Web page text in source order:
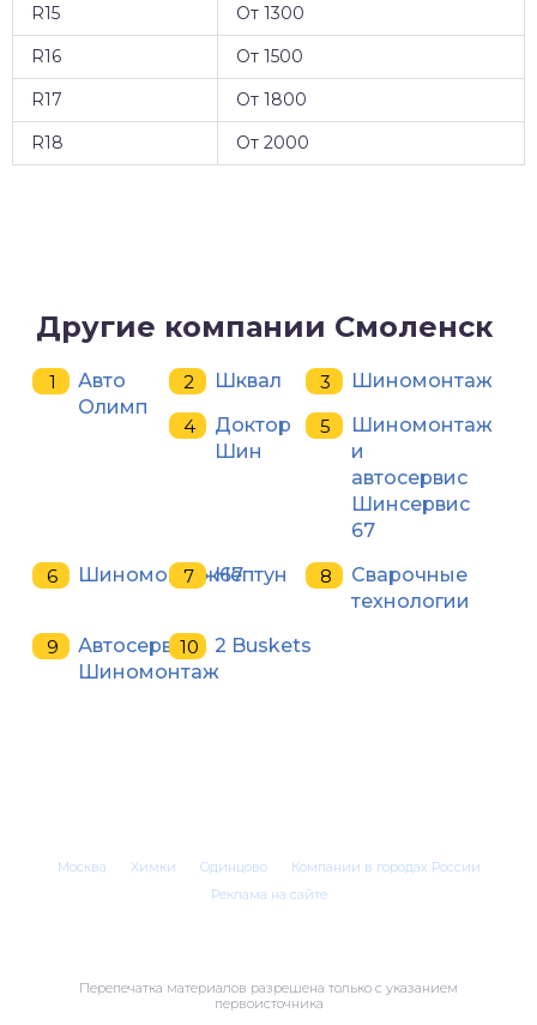
R15
От 1300
R16
От 1500
R17
От 1800
R18
От 2000
Другие компании Смоленск
Авто
Олимп
Шквал
Шиномонтаж
Доктор
Шин
Шиномонтаж
и
автосервис
Шинсервис
67
Шиномонтаж67Нептун
Сварочные
технологии
Автосервис,
Шиномонтаж
2 Buskets
Москва Химки Одинцово
Компании в городах России
Реклама на сайте
Перепечатка материалов разрешена только с указанием
первоисточника